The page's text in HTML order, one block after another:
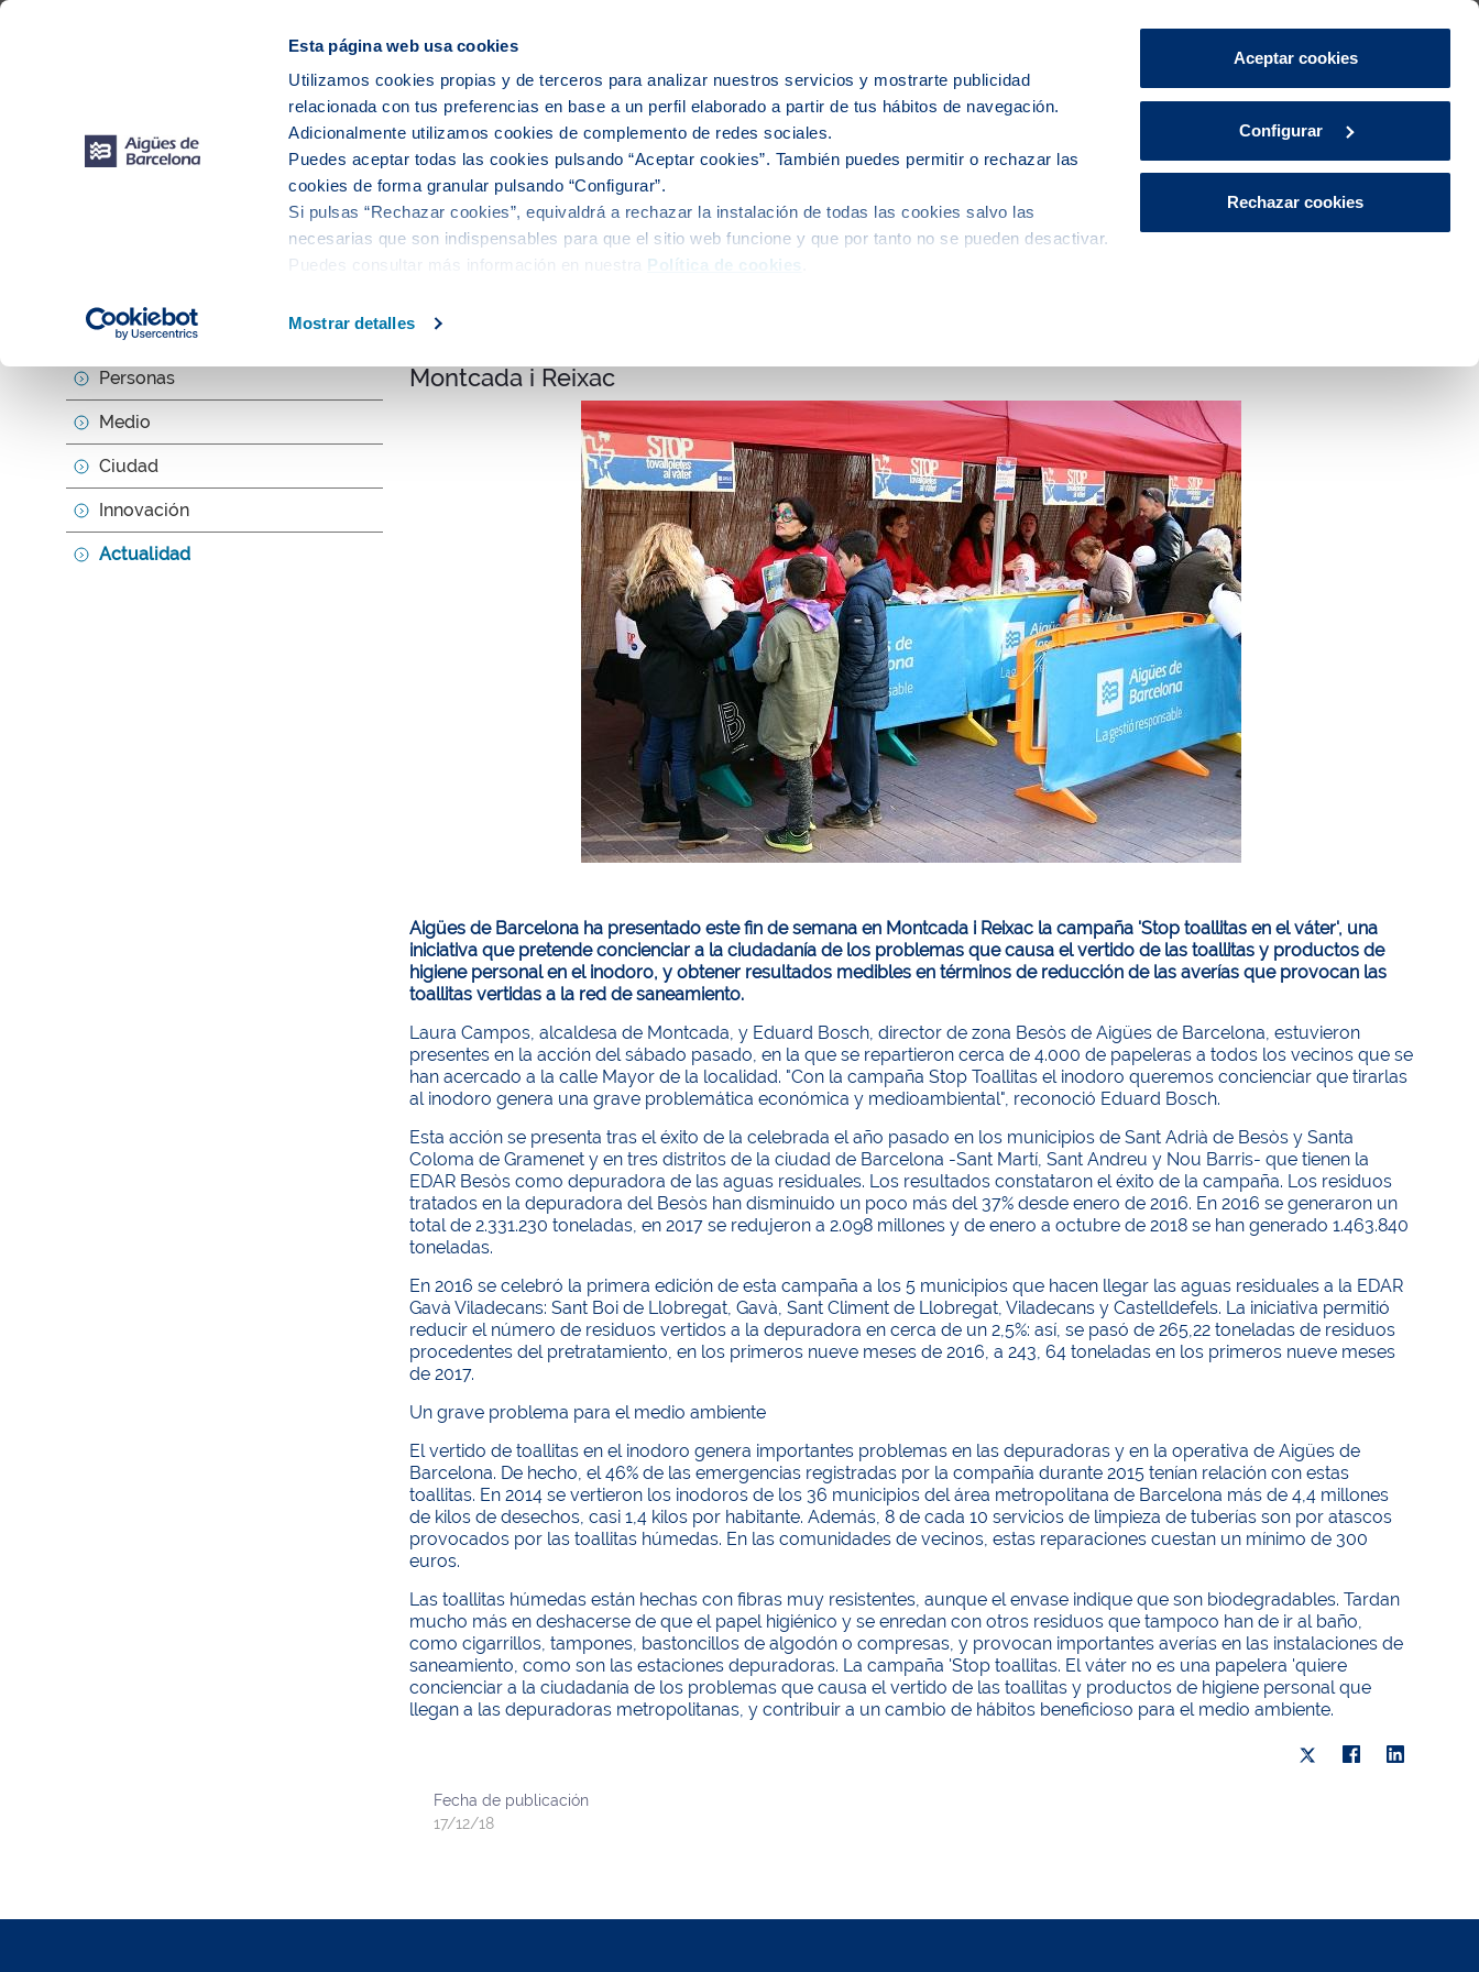
Esta página web usa cookies
Utilizamos cookies propias y de terceros para analizar nuestros servicios y mostrarte publicidad
relacionada con tus preferencias en base a un perfil elaborado a partir de tus hábitos de navegación.
Adicionalmente utilizamos cookies de complemento de redes sociales.
Puedes aceptar todas las cookies pulsando “Aceptar cookies”. También puedes permitir o rechazar las
cookies de forma granular pulsando “Configurar”.
Si pulsas “Rechazar cookies”, equivaldrá a rechazar la instalación de todas las cookies salvo las
necesarias que son indispensables para que el sitio web funcione y que por tanto no se pueden desactivar.
Puedes consultar más información en nuestra Política de cookies
Mostrar detalles
Aceptar cookies
Configurar
Rechazar cookies
CA ES Área de Clientes
Sobre nosotros Personas Ciudad Actualidad
Sobre nosotros
Personas
Medio
Ciudad
Innovación
Actualidad
Actualidad
null
Montcada i Reixac
Aigües de Barcelona ha presentado este fin de semana en Montcada i Reixac la campaña 'Stop toallitas en el váter', una
iniciativa que pretende concienciar a la ciudadanía de los problemas que causa el vertido de las toallitas y productos de
higiene personal en el inodoro, y obtener resultados medibles en términos de reducción de las averías que provocan las
toallitas vertidas a la red de saneamiento.
Laura Campos, alcaldesa de Montcada, y Eduard Bosch, director de zona Besòs de Aigües de Barcelona, estuvieron
presentes en la acción del sábado pasado, en la que se repartieron cerca de 4.000 de papeleras a todos los vecinos que se
han acercado a la calle Mayor de la localidad. "Con la campaña Stop Toallitas el inodoro queremos concienciar que tirarlas
al inodoro genera una grave problemática económica y medioambiental", reconoció Eduard Bosch.
Esta acción se presenta tras el éxito de la celebrada el año pasado en los municipios de Sant Adrià de Besòs y Santa
Coloma de Gramenet y en tres distritos de la ciudad de Barcelona -Sant Martí, Sant Andreu y Nou Barris- que tienen la
EDAR Besòs como depuradora de las aguas residuales. Los resultados constataron el éxito de la campaña. Los residuos
tratados en la depuradora del Besòs han disminuido un poco más del 37% desde enero de 2016. En 2016 se generaron un
total de 2.331.230 toneladas, en 2017 se redujeron a 2.098 millones y de enero a octubre de 2018 se han generado 1.463.840
toneladas.
En 2016 se celebró la primera edición de esta campaña a los 5 municipios que hacen llegar las aguas residuales a la EDAR
Gavà Viladecans: Sant Boi de Llobregat, Gavà, Sant Climent de Llobregat, Viladecans y Castelldefels. La iniciativa permitió
reducir el número de residuos vertidos a la depuradora en cerca de un 2,5%: así, se pasó de 265,22 toneladas de residuos
procedentes del pretratamiento, en los primeros nueve meses de 2016, a 243, 64 toneladas en los primeros nueve meses
de 2017.
Un grave problema para el medio ambiente
El vertido de toallitas en el inodoro genera importantes problemas en las depuradoras y en la operativa de Aigües de
Barcelona. De hecho, el 46% de las emergencias registradas por la compañía durante 2015 tenían relación con estas
toallitas. En 2014 se vertieron los inodoros de los 36 municipios del área metropolitana de Barcelona más de 4,4 millones
de kilos de desechos, casi 1,4 kilos por habitante. Además, 8 de cada 10 servicios de limpieza de tuberías son por atascos
provocados por las toallitas húmedas. En las comunidades de vecinos, estas reparaciones cuestan un mínimo de 300
euros.
Las toallitas húmedas están hechas con fibras muy resistentes, aunque el envase indique que son biodegradables. Tardan
mucho más en deshacerse de que el papel higiénico y se enredan con otros residuos que tampoco han de ir al baño,
como cigarrillos, tampones, bastoncillos de algodón o compresas, y provocan importantes averías en las instalaciones de
saneamiento, como son las estaciones depuradoras. La campaña 'Stop toallitas. El váter no es una papelera 'quiere
concienciar a la ciudadanía de los problemas que causa el vertido de las toallitas y productos de higiene personal que
llegan a las depuradoras metropolitanas, y contribuir a un cambio de hábitos beneficioso para el medio ambiente.
Fecha de publicación
17/12/18